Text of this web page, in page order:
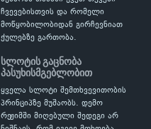
ჩვევებისთვის და რომელი
მოწყობილობიდან გირჩევნიათ
ქულებზე გართობა.
სლოტის გაცნობა
პასუხისმგებლობით
ყველა სლოტი შემთხვევითობის
პრინციპზე მუშაობს. დემო
რეჟიმში მიღებული შედეგი არ